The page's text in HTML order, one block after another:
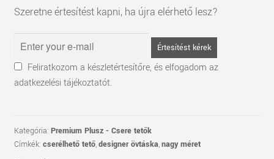
Szeretne értesítést kapni, ha újra elérhető lesz?
Értesítést kérek
Feliratkozom a készletértesítőre, és elfogadom az
adatkezelési tájékoztatót.
Kategória: Premium Plusz - Csere tetők
Címkék: cserélhető tető,designer övtáska,nagy méret